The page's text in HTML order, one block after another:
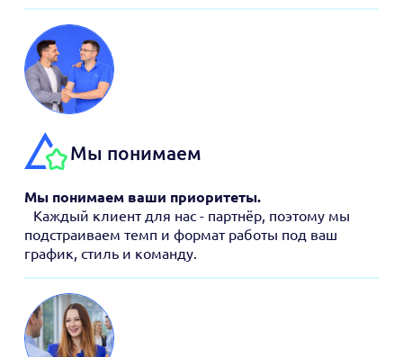
Мы понимаем
Мы понимаем ваши приоритеты.
Каждый клиент для нас - партнёр, поэтому мы
подстраиваем темп и формат работы под ваш
график, стиль и команду.